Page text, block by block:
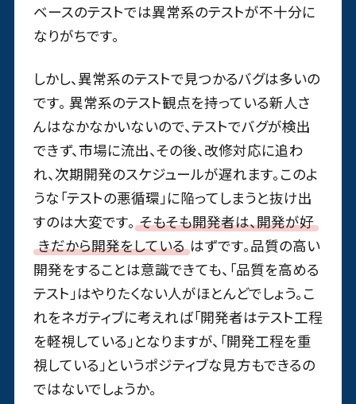
ベースのテストでは異常系のテストが不十分に
なりがちです。
しかし、異常系のテストで見つかるバグは多いの
です。 異常系のテスト観点を持っている新人さ
んはなかなかいないので、テストでバグが検出
できず、市場に流出、その後、改修対応に追わ
れ、次期開発のスケジュールが遅れます。このよ
うな「テストの悪循環」に陥ってしまうと抜け出
すのは大変です。 そもそも開発者は、開発が好
きだから開発をしている はずです。品質の高い
開発をすることは意識できても、「品質を高める
テスト」はやりたくない人がほとんどでしょう。こ
れをネガティブに考えれば「開発者はテスト工程
を軽視している」となりますが、「開発工程を重
視している」というポジティブな見方もできるの
ではないでしょうか。